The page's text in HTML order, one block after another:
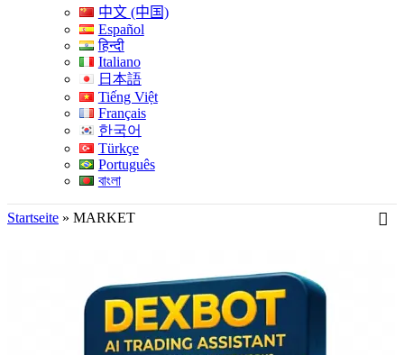
中文 (中国)
Español
हिन्दी
Italiano
日本語
Tiếng Việt
Français
한국어
Türkçe
Português
বাংলা
Startseite » MARKET